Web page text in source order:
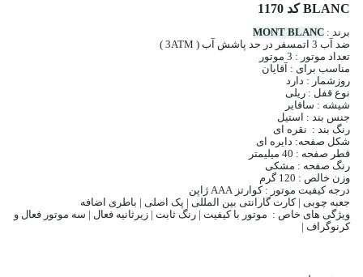
BLANC کد 1170
برند : MONT BLANC
ضد آب 3 اتمسفر در حد پاشش آب ( 3ATM )
تعداد موتور : 3 موتور
مناسب برای : آقایان
روزشمار : دارد
نوع قفل : ریلی
شیشه : سافایر
جنس بند : استیل
رنگ بند : نقره ای
شکل صفحه: دایره ای
قطر صفحه : 40 میلیمتر
رنگ صفحه : مشکی
وزن خالص : 120 گرم
درجه کیفیت موتور : کوارتز AAA ژاپن
جعبه چوبی | کارت گارانتی بین المللی | پک اصلی | باطری اضافه
ویژگی های خاص : موتور با کیفیت | رنگ ثابت | زیرثانیه فعال | سه موتور فعال و
کرنوگراف |